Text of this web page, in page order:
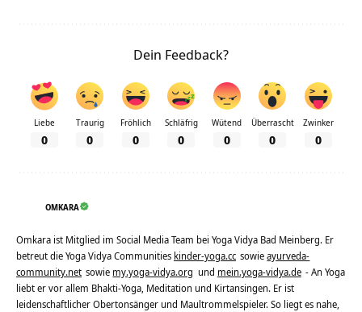
Dein Feedback?
Liebe
0
Traurig
0
Fröhlich
0
Schläfrig
0
Wütend
0
Überrascht
0
Zwinker
0
OMKARA
Omkara ist Mitglied im Social Media Team bei Yoga Vidya Bad Meinberg. Er
betreut die Yoga Vidya Communities kinder-yoga.cc sowieayurveda-
community.net sowie my.yoga-vidya.org und mein.yoga-vidya.de - An Yoga
liebt er vor allem Bhakti-Yoga, Meditation und Kirtansingen. Er ist
leidenschaftlicher Obertonsänger und Maultrommelspieler. So liegt es nahe,